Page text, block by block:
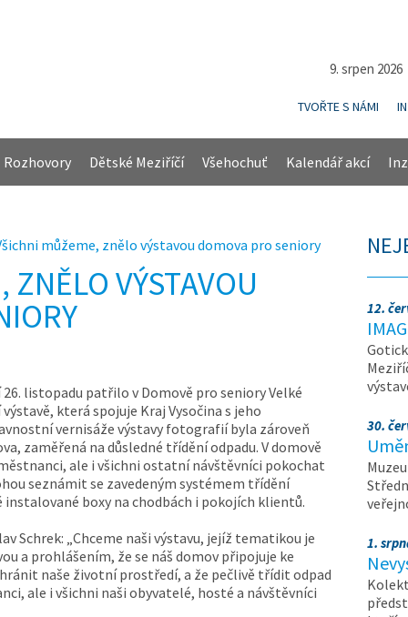
9. srpen
TVOŘTE S NÁMI
Rozhovory Dětské Meziříčí Všehochuť Kalendář akcí
můžeme, znělo výstavou domova pro seniory
VÝSTAVOU
listopadu patřilo v Domově pro seniory Velké
která spojuje Kraj Vysočina s jeho
vernisáže výstavy fotografií byla zároveň
zaměřená na důsledné třídění odpadu. V domově
ale i všichni ostatní návštěvníci pokochat
seznámit se zavedeným systémem třídění
boxy na chodbách i pokojích klientů.
Schrek: „Chceme naši výstavu, jejíž tematikou je
a prohlášením, že se náš domov připojuje ke
naše životní prostředí, a že pečlivě třídit odpad
ale i všichni naši obyvatelé, hosté a návštěvníci
12.
30.
1.